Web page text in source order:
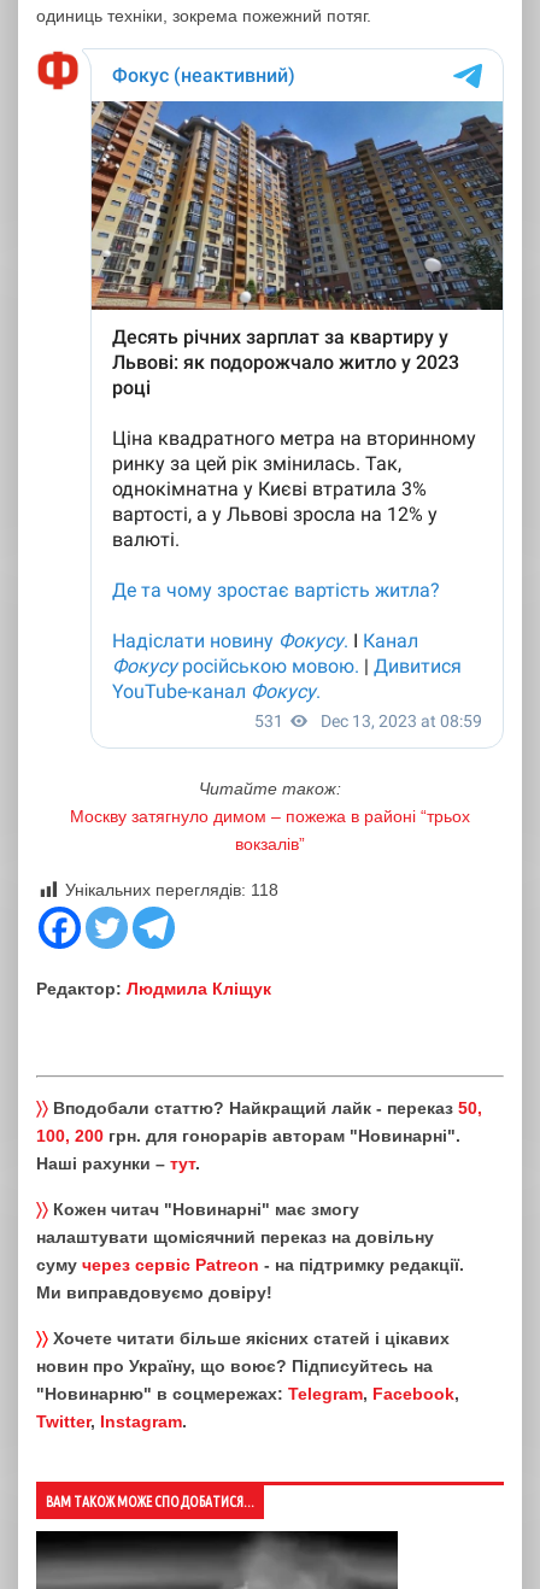
одиниць техніки, зокрема пожежний потяг.
Читайте також:
Москву затягнуло димом – пожежа в районі “трьох
вокзалів”
Унікальних переглядів: 118
Редактор: Людмила Кліщук
〉〉 Вподобали статтю? Найкращий лайк - переказ 50,
100, 200 грн. для гонорарів авторам "Новинарні".
Наші рахунки – тут.
〉〉 Кожен читач "Новинарні" має змогу
налаштувати щомісячний переказ на довільну
суму через сервіс Patreon - на підтримку редакції.
Ми виправдовуємо довіру!
〉〉 Хочете читати більше якісних статей і цікавих
новин про Україну, що воює? Підписуйтесь на
"Новинарню" в соцмережах: Telegram, Facebook,
Twitter, Instagram.
ВАМ ТАКОЖ МОЖЕ СПОДОБАТИСЯ...